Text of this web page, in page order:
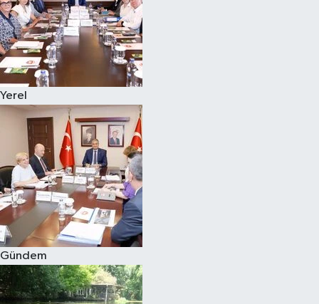
Yerel
Gündem
Yaşam
Yerel Yönetimler
Yurttan